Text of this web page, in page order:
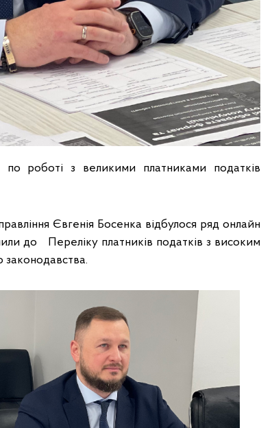
по роботі з великими платниками податків
Євгенія Босенка відбулося ряд онлайн
до Переліку платників податків з високим
законодавства.